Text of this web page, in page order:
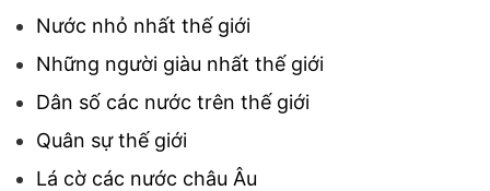
Nước nhỏ nhất thế giới
Những người giàu nhất thế giới
Dân số các nước trên thế giới
Quân sự thế giới
Lá cờ các nước châu Âu